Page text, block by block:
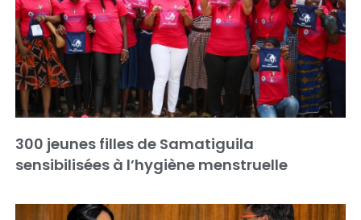
300 jeunes filles de Samatiguila
sensibilisées à l’hygiène menstruelle